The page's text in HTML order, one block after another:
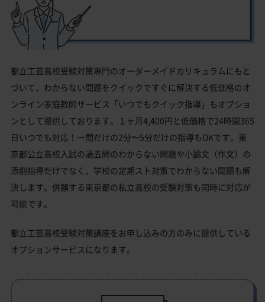
都立工芸高校受験対策専門のオーダーメイドカリキュラムにもと
づいて、わからない問題をクイックですぐに解決する低価格のオ
ンライン家庭教師サービス「いつでもクイック指導」もオプショ
ンとして提供しております。１ヶ月4,400円と低価格で24時間365
日いつでも対応！一問だけの2分〜5分だけの指導もOKです。東
京都公立高校入試の過去問のわからない問題や小論文（作文）の
添削指導だけでなく、学校の定期スト対策でわからない問題も解
決します。併願する東京都の私立高校の受験対策も同時に対応が
可能です。
都立工芸高校受験対策講座をお申し込みの方のみに提供している
オプションサービスになります。